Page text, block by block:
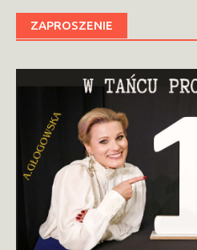
ZAPROSZENIE